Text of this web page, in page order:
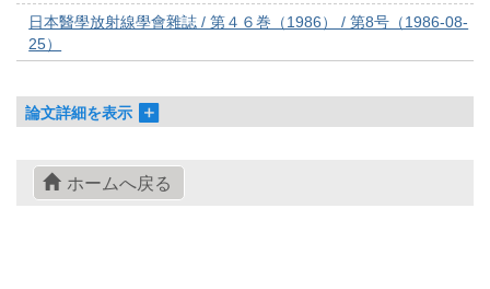
日本醫學放射線學會雜誌 / 第４６巻（1986） / 第8号（1986-08-
25）
論文詳細を表示
ホームへ戻る